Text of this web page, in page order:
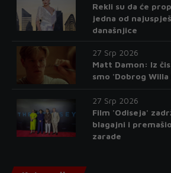
Rekli su da će
jedna od
današnjice
27 Srp 2026
Matt Damon: Iz
smo 'Dobrog
27 Srp 2026
Film 'Odiseja'
blagajni i
zarade